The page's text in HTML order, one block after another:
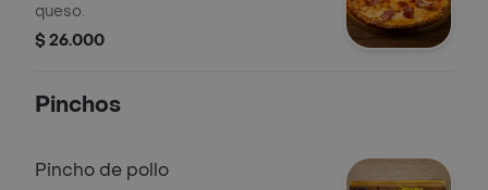
queso.
$ 26.000
Pinchos
Pincho de pollo